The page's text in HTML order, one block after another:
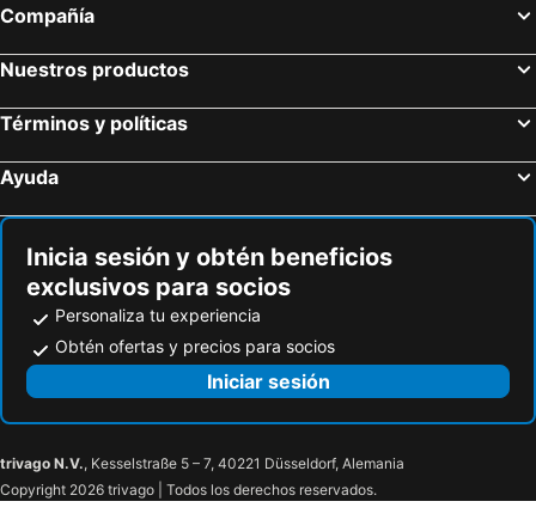
Compañía
Nuestros productos
Términos y políticas
Ayuda
Inicia sesión y obtén beneficios
exclusivos para socios
Personaliza tu experiencia
Obtén ofertas y precios para socios
Iniciar sesión
trivago N.V., Kesselstraße 5 – 7, 40221 Düsseldorf, Alemania
Copyright 2026 trivago | Todos los derechos reservados.